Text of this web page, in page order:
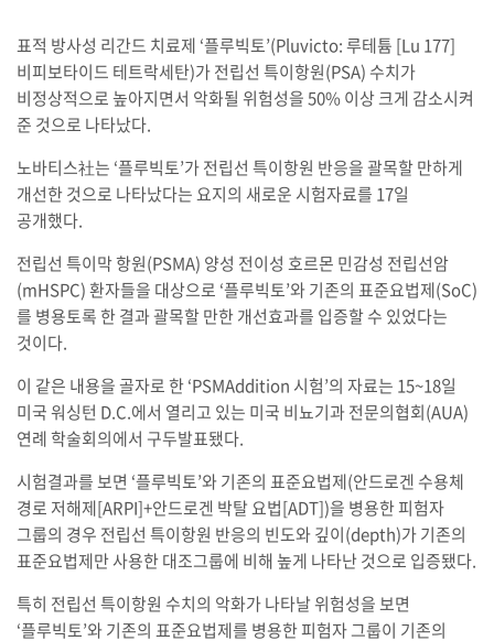
표적 방사성 리간드 치료제 ‘플루빅토’(Pluvicto: 루테튬 [Lu 177]
비피보타이드 테트락세탄)가 전립선 특이항원(PSA) 수치가
비정상적으로 높아지면서 악화될 위험성을 50% 이상 크게 감소시켜
준 것으로 나타났다.
노바티스社는 ‘플루빅토’가 전립선 특이항원 반응을 괄목할 만하게
개선한 것으로 나타났다는 요지의 새로운 시험자료를 17일
공개했다.
전립선 특이막 항원(PSMA) 양성 전이성 호르몬 민감성 전립선암
(mHSPC) 환자들을 대상으로 ‘플루빅토’와 기존의 표준요법제(SoC)
를 병용토록 한 결과 괄목할 만한 개선효과를 입증할 수 있었다는
것이다.
이 같은 내용을 골자로 한 ‘PSMAddition 시험’의 자료는 15~18일
미국 워싱턴 D.C.에서 열리고 있는 미국 비뇨기과 전문의협회(AUA)
연례 학술회의에서 구두발표됐다.
시험결과를 보면 ‘플루빅토’와 기존의 표준요법제(안드로겐 수용체
경로 저해제[ARPI]+안드로겐 박탈 요법[ADT])을 병용한 피험자
그룹의 경우 전립선 특이항원 반응의 빈도와 깊이(depth)가 기존의
표준요법제만 사용한 대조그룹에 비해 높게 나타난 것으로 입증됐다.
특히 전립선 특이항원 수치의 악화가 나타날 위험성을 보면
‘플루빅토’와 기존의 표준요법제를 병용한 피험자 그룹이 기존의